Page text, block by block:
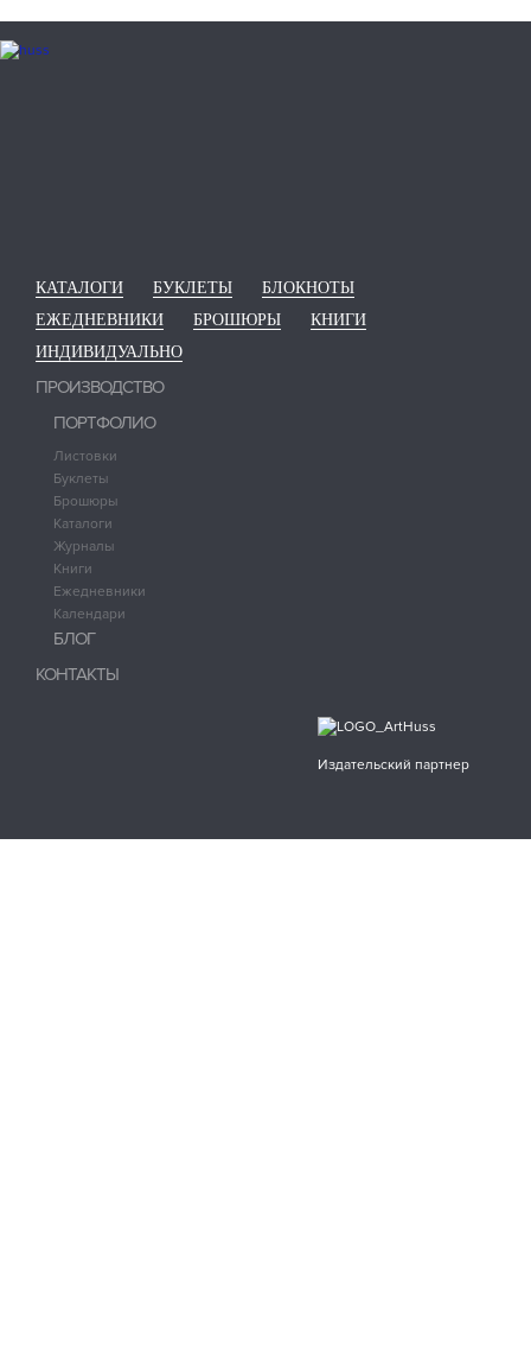
КАТАЛОГИ БУКЛЕТЫ
БЛОКНОТЫ
ЕЖЕДНЕВНИКИ
БРОШЮРЫ
КНИГИ
ИНДИВИДУАЛЬНО
ПРОИЗВОДСТВО
ПОРТФОЛИО
Листовки
Буклеты
Брошюры
Каталоги
Журналы
Книги
Ежедневники
Календари
БЛОГ
КОНТАКТЫ
Издательский партнер